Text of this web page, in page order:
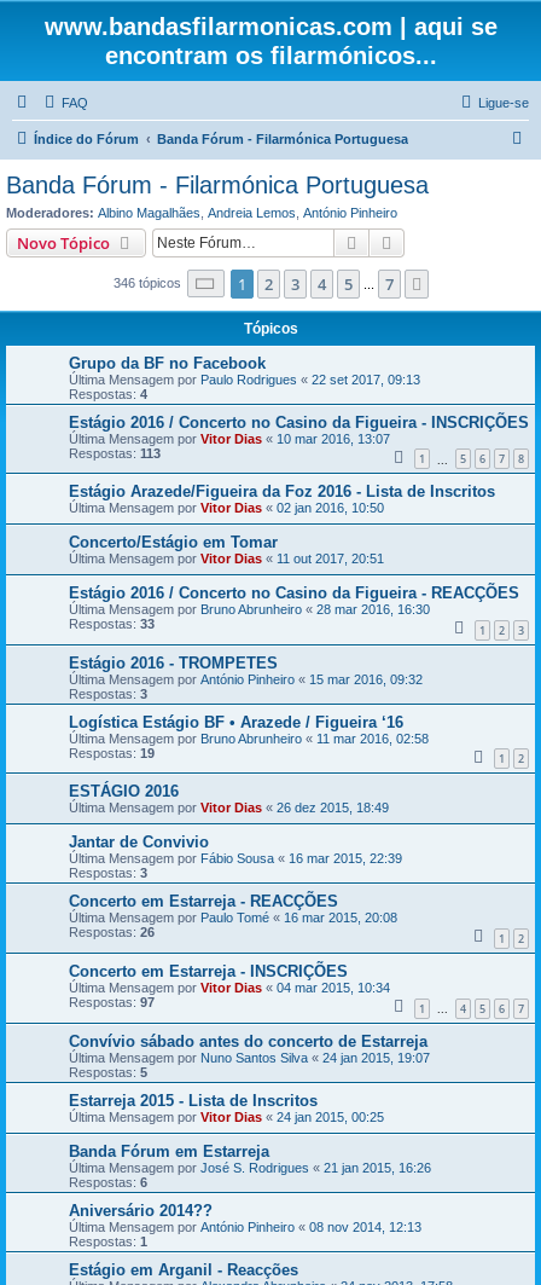
www.bandasfilarmonicas.com | aqui se
encontram os filarmónicos...
FAQ Ligue-se
Índice do Fórum Banda Fórum - Filarmónica Portuguesa
s
Banda Fórum - Filarmónica Portuguesa
Moderadores: Albino Magalhães Andreia Lemos António Pinheiro
Novo Tópico Pesquisar
346 tópicos Página de
1 2 3 4 5 7
Tópicos
Grupo da BF no Facebook
Última Mensagem por Paulo Rodrigues « 22 set 2017, 09:13
Respostas: 4
Estágio 2016 / Concerto no Casino da Figueira - INSCRIÇÕES
Última Mensagem por Vitor Dias « 10 mar 2016, 13:07
Respostas: 113 1 5 6 7 8
Estágio Arazede/Figueira da Foz 2016 - Lista de Inscritos
Última Mensagem por Vitor Dias « 02 jan 2016, 10:50
Concerto/Estágio em Tomar
Última Mensagem por Vitor Dias « 11 out 2017, 20:51
Estágio 2016 / Concerto no Casino da Figueira - REACÇÕES
Última Mensagem por Bruno Abrunheiro « 28 mar 2016, 16:30
Respostas: 33 1 2 3
Estágio 2016 - TROMPETES
Última Mensagem por António Pinheiro « 15 mar 2016, 09:32
Respostas: 3
Logística Estágio BF • Arazede / Figueira ‘16
Última Mensagem por Bruno Abrunheiro « 11 mar 2016, 02:58
Respostas: 19 1 2
ESTÁGIO 2016
Última Mensagem por Vitor Dias « 26 dez 2015, 18:49
Jantar de Convivio
Última Mensagem por Fábio Sousa « 16 mar 2015, 22:39
Respostas: 3
Concerto em Estarreja - REACÇÕES
Última Mensagem por Paulo Tomé « 16 mar 2015, 20:08
Respostas: 26 1 2
Concerto em Estarreja - INSCRIÇÕES
Última Mensagem por Vitor Dias « 04 mar 2015, 10:34
Respostas: 97 1 ... 4 5 6 7
Convívio sábado antes do concerto de Estarreja
Última Mensagem por Nuno Santos Silva « 24 jan 2015, 19:07
Respostas: 5
Estarreja 2015 - Lista de Inscritos
Última Mensagem por Vitor Dias « 24 jan 2015, 00:25
Banda Fórum em Estarreja
Última Mensagem por José S. Rodrigues « 21 jan 2015, 16:26
Respostas: 6
Aniversário 2014??
Última Mensagem por António Pinheiro « 08 nov 2014, 12:13
Respostas: 1
Estágio em Arganil - Reacções